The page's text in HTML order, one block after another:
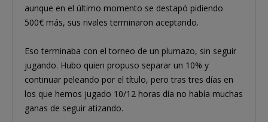
aunque en el último momento se destapó pidiendo
500€ más, sus rivales terminaron aceptando.
Eso terminaba con el torneo de un plumazo, sin seguir
jugando. Hubo quien propuso separar un 10% y
continuar peleando por el título, pero tras tres días en
los que hemos jugado 10/12 horas día no había muchas
ganas de seguir atizando.